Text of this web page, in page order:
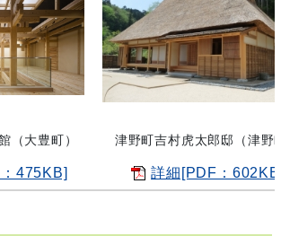
（大豊町） 津野町吉村虎太郎邸（津野
475KB] 詳細[PDF：